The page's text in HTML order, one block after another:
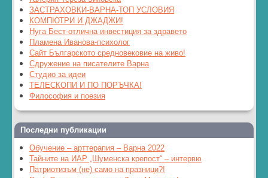
ЗАСТРАХОВКИ-ВАРНА-ТОП УСЛОВИЯ
КОМПЮТРИ И ДЖАДЖИ!
Нуга Бест-отлична инвестиция за здравето
Пламена Иванова-психолог
Сайт Българското средновековие на живо!
Сдружение на писателите Варна
Студио за идеи
ТЕЛЕСКОПИ И ПО ПОРЪЧКА!
Философия и поезия
Последни публикации
Обучение – арттерапия – Варна 2022
Тайните на ИАР „Шуменска крепост“ – интервю
Патриотизъм (не) само на празници?!